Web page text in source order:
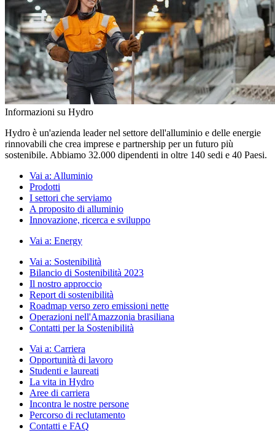
Informazioni su Hydro
Hydro è un'azienda leader nel settore dell'alluminio e delle energie
rinnovabili che crea imprese e partnership per un futuro più
sostenibile. Abbiamo 32.000 dipendenti in oltre 140 sedi e 40 Paesi.
Vai a: Alluminio
Prodotti
I settori che serviamo
A proposito di alluminio
Innovazione, ricerca e sviluppo
Vai a: Energy
Vai a: Sostenibilità
Bilancio di Sostenibilità 2023
Il nostro approccio
Report di sostenibilità
Roadmap verso zero emissioni nette
Operazioni nell'Amazzonia brasiliana
Contatti per la Sostenibilità
Vai a: Carriera
Opportunità di lavoro
Studenti e laureati
La vita in Hydro
Aree di carriera
Incontra le nostre persone
Percorso di reclutamento
Contatti e FAQ